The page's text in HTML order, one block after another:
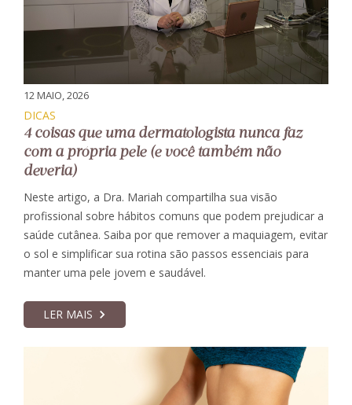
12 MAIO, 2026
DICAS
4 coisas que uma dermatologista nunca faz
com a própria pele (e você também não
deveria)
Neste artigo, a Dra. Mariah compartilha sua visão
profissional sobre hábitos comuns que podem prejudicar a
saúde cutânea. Saiba por que remover a maquiagem, evitar
o sol e simplificar sua rotina são passos essenciais para
manter uma pele jovem e saudável.
LER MAIS